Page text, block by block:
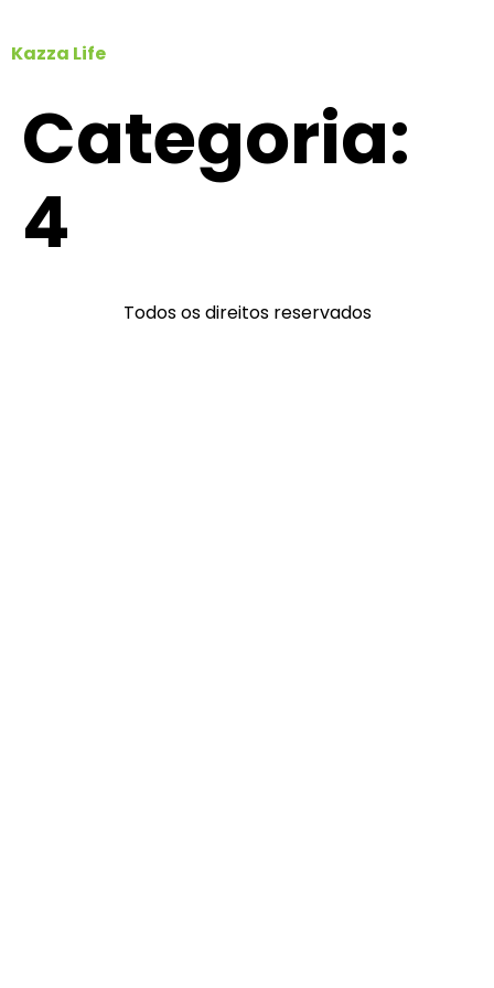
Kazza Life
Categoria:
4
Todos os direitos reservados